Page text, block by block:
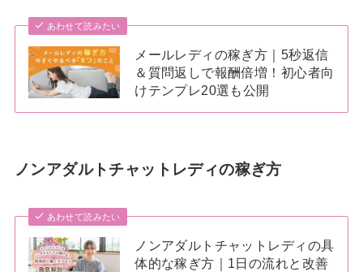
あわせて読みたい
メールレディの稼ぎ方｜5秒返信
＆質問返しで報酬倍増！初心者向
けテンプレ20選も公開
ノンアダルトチャットレディの稼ぎ方
あわせて読みたい
ノンアダルトチャットレディの具
体的な稼ぎ方｜1日の流れと改善